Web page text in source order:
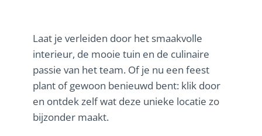
Laat je verleiden door het smaakvolle
interieur, de mooie tuin en de culinaire
passie van het team. Of je nu een feest
plant of gewoon benieuwd bent: klik door
en ontdek zelf wat deze unieke locatie zo
bijzonder maakt.